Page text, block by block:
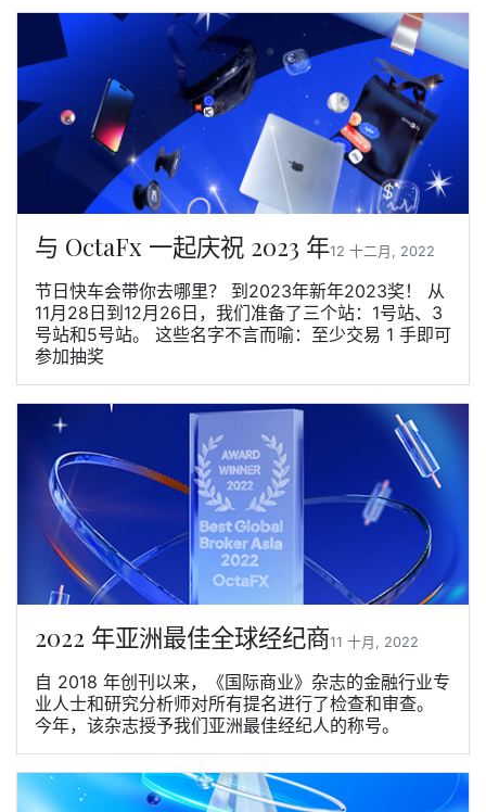
与 OctaFx 一起庆祝 2023 年12 十二月, 2022
节日快车会带你去哪里？ 到2023年新年2023奖！ 从
11月28日到12月26日，我们准备了三个站：1号站、3
号站和5号站。 这些名字不言而喻：至少交易 1 手即可
参加抽奖
2022 年亚洲最佳全球经纪商11 十月, 2022
自 2018 年创刊以来，《国际商业》杂志的金融行业专
业人士和研究分析师对所有提名进行了检查和审查。
今年，该杂志授予我们亚洲最佳经纪人的称号。